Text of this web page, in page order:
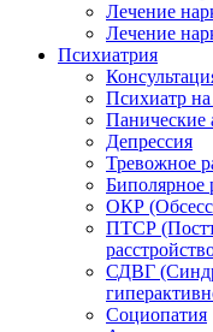
Лечение
Лечение
Психиатрия
Психиатр
Панические
Депрессия
Тревожное
Биполярное
ОКР
ПТСР
СДВГ
Социопатия